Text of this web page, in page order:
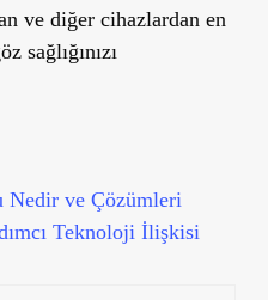
ve diğer cihazlardan en
sağlığınızı
Nedir ve Çözümleri
Teknoloji İlişkisi